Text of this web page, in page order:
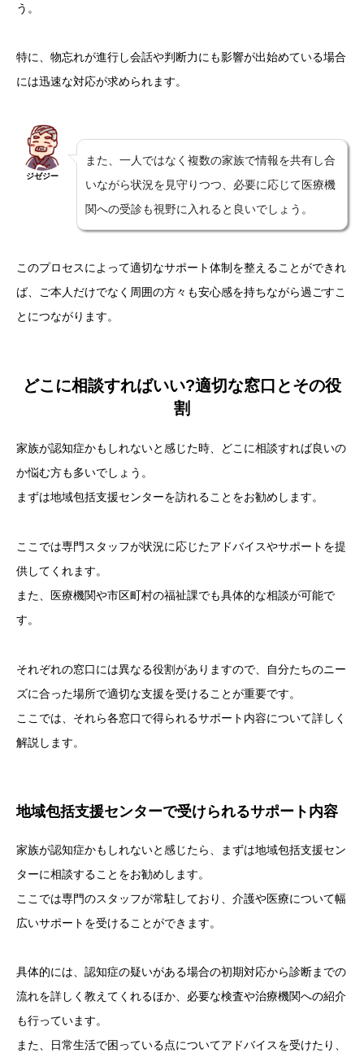
う。
特に、物忘れが進行し会話や判断力にも影響が出始めている場合
には迅速な対応が求められます。
ジゼジー
また、一人ではなく複数の家族で情報を共有し合
いながら状況を見守りつつ、必要に応じて医療機
関への受診も視野に入れると良いでしょう。
このプロセスによって適切なサポート体制を整えることができれ
ば、ご本人だけでなく周囲の方々も安心感を持ちながら過ごすこ
とにつながります。
どこに相談すればいい?適切な窓口とその役
割
家族が認知症かもしれないと感じた時、どこに相談すれば良いの
か悩む方も多いでしょう。
まずは地域包括支援センターを訪れることをお勧めします。
ここでは専門スタッフが状況に応じたアドバイスやサポートを提
供してくれます。
また、医療機関や市区町村の福祉課でも具体的な相談が可能で
す。
それぞれの窓口には異なる役割がありますので、自分たちのニー
ズに合った場所で適切な支援を受けることが重要です。
ここでは、それら各窓口で得られるサポート内容について詳しく
解説します。
地域包括支援センターで受けられるサポート内容
家族が認知症かもしれないと感じたら、まずは地域包括支援セン
ターに相談することをお勧めします。
ここでは専門のスタッフが常駐しており、介護や医療について幅
広いサポートを受けることができます。
具体的には、認知症の疑いがある場合の初期対応から診断までの
流れを詳しく教えてくれるほか、必要な検査や治療機関への紹介
も行っています。
また、日常生活で困っている点についてアドバイスを受けたり、